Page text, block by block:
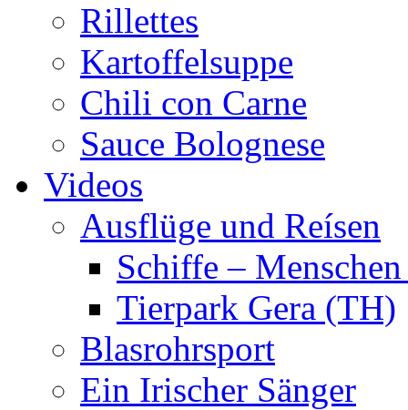
Rillettes
Kartoffelsuppe
Chili con Carne
Sauce Bolognese
Videos
Ausflüge und Reísen
Schiffe –
Tierpark Gera (TH)
Blasrohrsport
Ein Irischer Sänger